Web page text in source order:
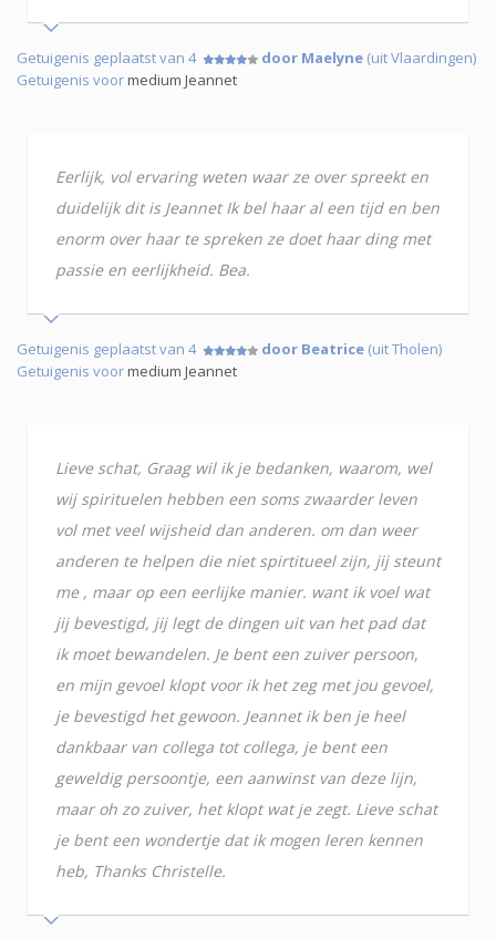
Getuigenis geplaatst van 4 door Maelyne (uit Vlaardingen)
Getuigenis voormedium Jeannet
Eerlijk, vol ervaring weten waar ze over spreekt en
duidelijk dit is Jeannet Ik bel haar al een tijd en ben
enorm over haar te spreken ze doet haar ding met
passie en eerlijkheid. Bea.
Getuigenis geplaatst van 4 door Beatrice (uit Tholen)
Getuigenis voormedium Jeannet
Lieve schat, Graag wil ik je bedanken, waarom, wel
wij spirituelen hebben een soms zwaarder leven
vol met veel wijsheid dan anderen. om dan weer
anderen te helpen die niet spirtitueel zijn, jij steunt
me , maar op een eerlijke manier. want ik voel wat
jij bevestigd, jij legt de dingen uit van het pad dat
ik moet bewandelen. Je bent een zuiver persoon,
en mijn gevoel klopt voor ik het zeg met jou gevoel,
je bevestigd het gewoon. Jeannet ik ben je heel
dankbaar van collega tot collega, je bent een
geweldig persoontje, een aanwinst van deze lijn,
maar oh zo zuiver, het klopt wat je zegt. Lieve schat
je bent een wondertje dat ik mogen leren kennen
heb, Thanks Christelle.